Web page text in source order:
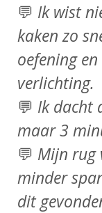
💬 Ik wist
kaken zo
oefening
verlichting.
💬 Ik dacht
maar 3
💬 Mijn rug
minder
dit